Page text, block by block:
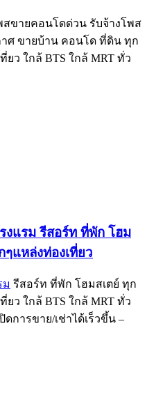
สขายคอนโดด่วน รับจ้างโพส
ศ ขายบ้าน คอนโด ที่ดิน ทุก
ว ใกล้ BTS ใกล้ MRT ทั่ว
งแรม รีสอร์ท ที่พัก โฮม
แหล่งท่องเที่ยว
ม รีสอร์ท ที่พัก โฮมสเตย์ ทุก
ว ใกล้ BTS ใกล้ MRT ทั่ว
ดการขาย/เช่าได้เร็วขึ้น –